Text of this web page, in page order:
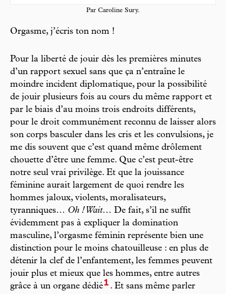
Par Caroline Sury.
Orgasme, j’écris ton nom !
Pour la liberté de jouir dès les premières minutes
d’un rapport sexuel sans que ça n’entraîne le
moindre incident diplomatique, pour la possibilité
de jouir plusieurs fois au cours du même rapport et
par le biais d’au moins trois endroits différents,
pour le droit communément reconnu de laisser alors
son corps basculer dans les cris et les convulsions, je
me dis souvent que c’est quand même drôlement
chouette d’être une femme. Que c’est peut-être
notre seul vrai privilège. Et que la jouissance
féminine aurait largement de quoi rendre les
hommes jaloux, violents, moralisateurs,
tyranniques… Oh ! Wait… De fait, s’il ne suffit
évidemment pas à expliquer la domination
masculine, l’orgasme féminin représente bien une
distinction pour le moins chatouilleuse : en plus de
détenir la clef de l’enfantement, les femmes peuvent
jouir plus et mieux que les hommes, entre autres
grâce à un organe dédié1 . Et sans même parler